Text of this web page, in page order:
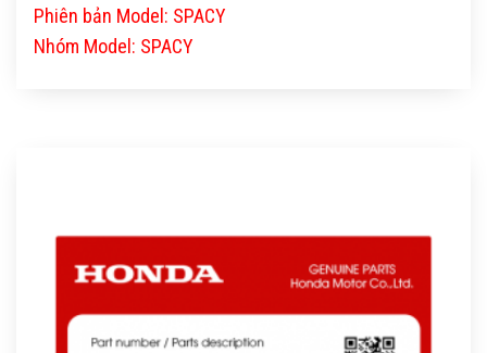
Phiên bản Model: SPACY
Nhóm Model: SPACY